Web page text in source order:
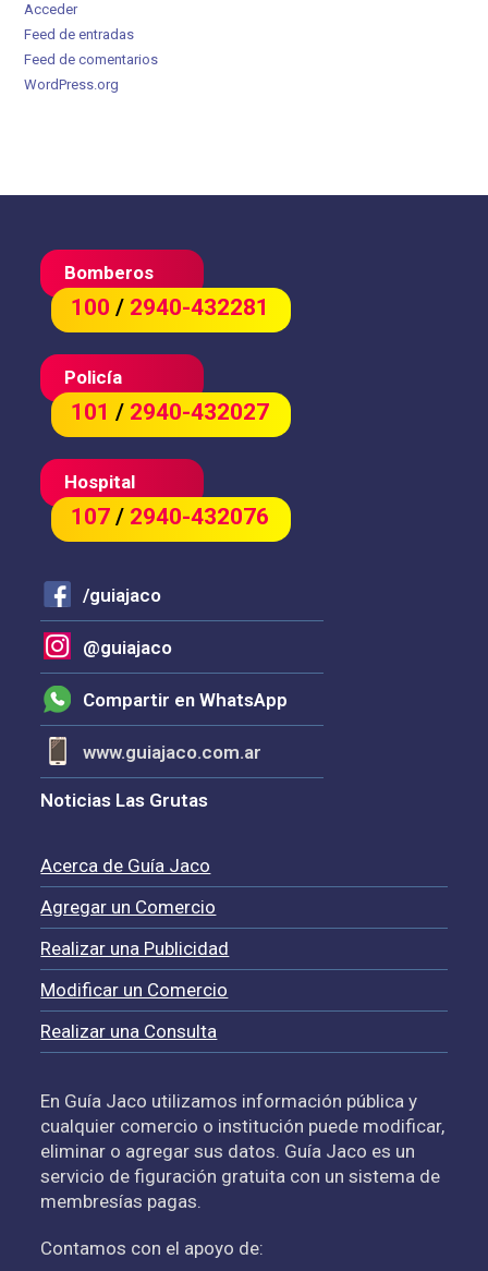
Acceder
Feed de entradas
Feed de comentarios
WordPress.org
Bomberos
100/ 2940-432281
Policía
101/ 2940-432027
Hospital
107/ 2940-432076
/guiajaco
@guiajaco
Compartir en WhatsApp
www.guiajaco.com.ar
Noticias Las Grutas
Acerca de Guía Jaco
Agregar un Comercio
Realizar una Publicidad
Modificar un Comercio
Realizar una Consulta
En Guía Jaco utilizamos información pública y
cualquier comercio o institución puede modificar,
eliminar o agregar sus datos. Guía Jaco es un
servicio de figuración gratuita con un sistema de
membresías pagas.
Contamos con el apoyo de: